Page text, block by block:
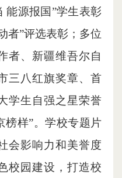
能源报国”学生表彰
者”评选表彰；多位
者、新疆维吾尔自
三八红旗奖章、首
学生自强之星荣誉
榜样”。学校专题片
会影响力和美誉度
校园建设，打造校